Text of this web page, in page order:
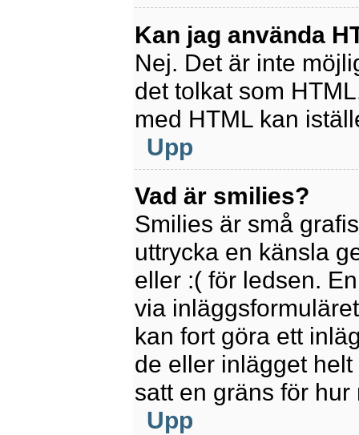
Kan jag använda
Nej. Det är inte
det tolkat som
med HTML kan
Upp
Vad är smilies?
Smilies är små
uttrycka en känsla
eller :( för ledsen.
via
kan fort göra ett
de eller inlägget
satt en gräns för
Upp